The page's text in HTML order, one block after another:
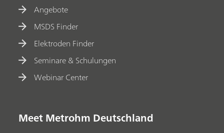
Angebote
MSDS Finder
Elektroden Finder
Seminare & Schulungen
Webinar Center
Meet Metrohm Deutschland